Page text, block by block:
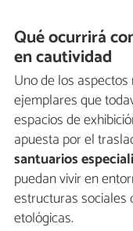
Qué ocurrirá
en cautividad
Uno de los
ejemplares que
espacios de
apuesta por el
santuarios
puedan vivir en
estructuras sociales
etológicas.